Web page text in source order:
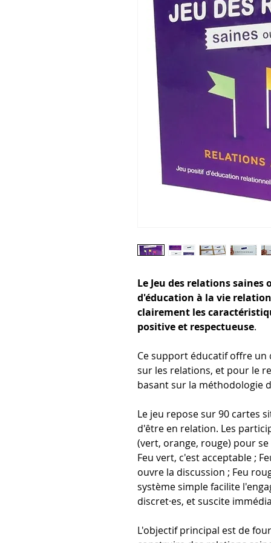
Le Jeu des relations
d'éducation à la vie
clairement les
positive et respectueuse.
Ce support éducatif offre
sur les relations, et pour le
basant sur la méthodologie
Le jeu repose sur 90 cartes
d'être en relation. Les
(vert, orange, rouge) pour
Feu vert, c'est acceptable ;
ouvre la discussion ; Feu
système simple facilite
discret·es, et suscite
L'objectif principal est de